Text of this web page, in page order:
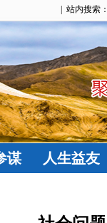
| 站内搜索：
谋 人生益友